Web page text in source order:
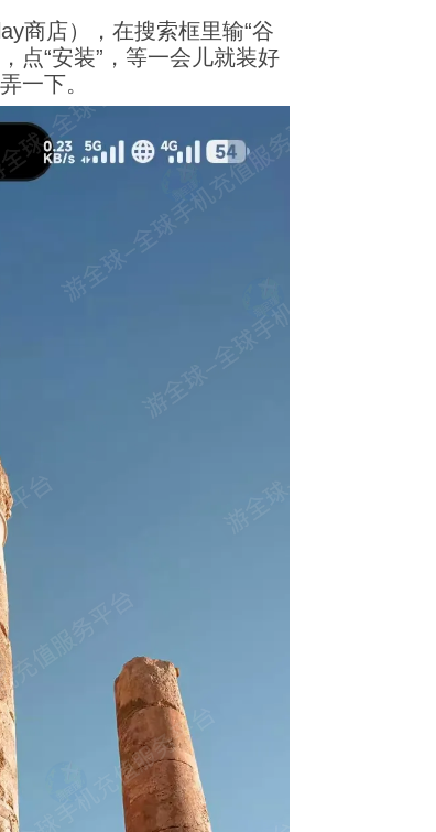
商店），在搜索框里输“谷
点“安装”，等一会儿就装好
一下。